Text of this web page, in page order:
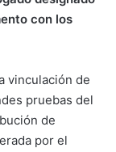
con los
vinculación de
pruebas del
de
por el